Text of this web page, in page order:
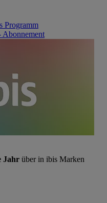
Programm
Jahr über in ibis Marken